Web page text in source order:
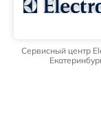
Сервисный центр